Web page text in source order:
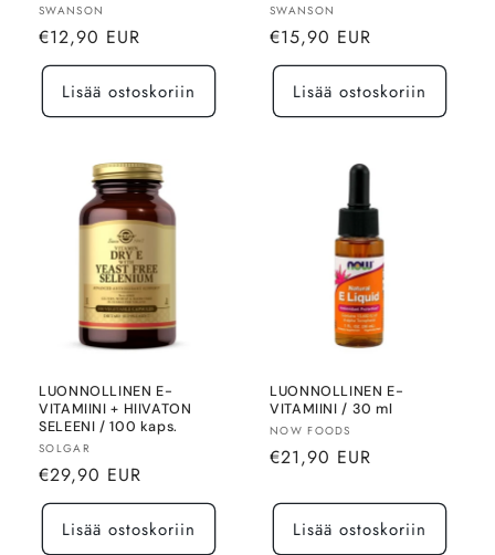
Myyjä:
SWANSON
Normaalihinta
€12,90 EUR
Lisää ostoskoriin
Myyjä:
SWANSON
Normaalihinta
€15,90 EUR
Lisää ostoskoriin
LUONNOLLINEN E-
VITAMIINI + HIIVATON
SELEENI / 100 kaps.
Myyjä:
SOLGAR
Normaalihinta
€29,90 EUR
Lisää ostoskoriin
LUONNOLLINEN E-
VITAMIINI / 30 ml
Myyjä:
NOW FOODS
Normaalihinta
€21,90 EUR
Lisää ostoskoriin